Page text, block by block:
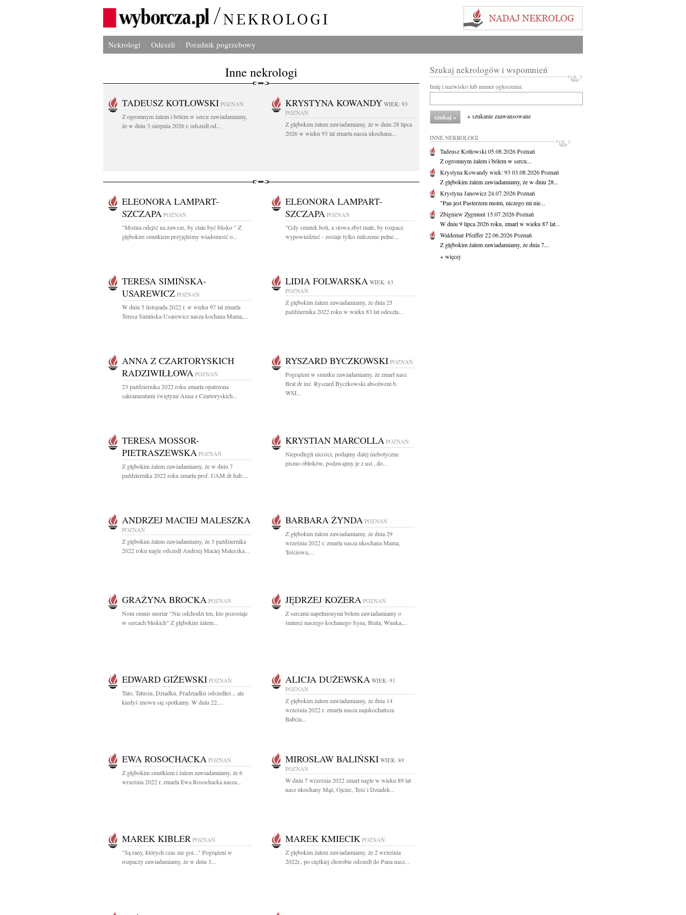
Nekrologi Odeszli Poradnik pogrzebowy
Inne nekrologi
TADEUSZ KOTŁOWSKI POZNAŃ
Z ogromnym żalem i bólem w sercu zawiadamiamy,
że w dniu 3 sierpnia 2026 r. odszedł od...
KRYSTYNA KOWANDY WIEK: 93
POZNAŃ
Z głębokim żalem zawiadamiamy, że w dniu 28 lipca
2026 w wieku 93 lat zmarła nasza ukochana...
ELEONORA LAMPART-
SZCZAPA POZNAŃ
"Można odejść na zawsze, by stale być blisko " Z
głębokim smutkiem przyjęliśmy wiadomość o...
ELEONORA LAMPART-
SZCZAPA POZNAŃ
"Gdy smutek boli, a słowa zbyt małe, by rozpacz
wypowiedzieć - zostaje tylko milczenie pełne...
TERESA SIMIŃSKA-
USAREWICZ POZNAŃ
W dniu 5 listopada 2022 r. w wieku 97 lat zmarła
Teresa Simińska-Usarewicz nasza kochana Mama,...
LIDIA FOLWARSKA WIEK: 83
POZNAŃ
Z głębokim żalem zawiadamiamy, że dnia 25
października 2022 roku w wieku 83 lat odeszła...
ANNA Z CZARTORYSKICH
RADZIWIŁŁOWA POZNAŃ
23 października 2022 roku zmarła opatrzona
sakramentami świętymi Anna z Czartoryskich...
RYSZARD BYCZKOWSKI POZNAŃ
Pogrążeni w smutku zawiadamiamy, że zmarł nasz
Brat dr inż. Ryszard Byczkowski absolwent b.
WSI...
TERESA MOSSOR-
PIETRASZEWSKA POZNAŃ
Z głębokim żalem zawiadamiamy, że w dniu 7
października 2022 roku zmarła prof. UAM dr hab....
KRYSTIAN MARCOLLA POZNAŃ
Niepodlegli nicości, podajmy dalej niebotyczne
pismo obłoków, podawajmy je z ust , do...
ANDRZEJ MACIEJ MALESZKA
POZNAŃ
Z głębokim żalem zawiadamiamy, że 3 października
2022 roku nagle odszedł Andrzej Maciej Maleszka...
BARBARA ŻYNDA POZNAŃ
Z głębokim żalem zawiadamiamy, że dnia 29
września 2022 r. zmarła nasza ukochana Mama,
Teściowa,...
GRAŻYNA BROCKA POZNAŃ
Nom omnis moriar "Nie odchodzi ten, kto pozostaje
w sercach bliskich" Z głębokim żalem...
JĘDRZEJ KOZERA POZNAŃ
Z sercami napełnionymi bólem zawiadamiamy o
śmierci naszego kochanego Syna, Brata, Wnuka,...
EDWARD GIŻEWSKI POZNAŃ
Tato, Tatusiu, Dziadku, Pradziadku odszedłeś... ale
kiedyś znowu się spotkamy. W dniu 22....
ALICJA DUŻEWSKA WIEK: 91
POZNAŃ
Z głębokim żalem zawiadamiamy, że dnia 14
września 2022 r. zmarła nasza najukochańsza
Babcia...
EWA ROSOCHACKA POZNAŃ
Z głębokim smutkiem i żalem zawiadamiamy, że 6
września 2022 r. zmarła Ewa Rosochacka nasza...
MIROSŁAW BALIŃSKI WIEK: 89
POZNAŃ
W dniu 7 września 2022 zmarł nagle w wieku 89 lat
nasz ukochany Mąż, Ojciec, Teść i Dziadek...
MAREK KIBLER POZNAŃ
"Są rany, których czas nie goi..." Pogrążeni w
rozpaczy zawiadamiamy, że w dniu 3...
MAREK KMIECIK POZNAŃ
Z głębokim żalem zawiadamiamy, że 2 września
2022r., po ciężkiej chorobie odszedł do Pana nasz...
Szukaj nekrologów i wspomnień
Imię i nazwisko lub numer ogłoszenia:
+ szukanie zaawansowane
INNE NEKROLOGI
Tadeusz Kotłowski05.08.2026Poznań
Z ogromnym żalem i bólem w sercu...
Krystyna Kowandywiek: 93 03.08.2026Poznań
Z głębokim żalem zawiadamiamy, że w dniu 28...
Krystyna Janowicz24.07.2026Poznań
"Pan jest Pasterzem moim, niczego mi nie...
Zbigniew Zygmunt 15.07.2026Poznań
W dniu 9 lipca 2026 roku, zmarł w wieku 87 lat...
Waldemar Pfeiffer22.06.2026Poznań
Z głębokim żalem zawiadamiamy, że dnia 7...
+ więcej